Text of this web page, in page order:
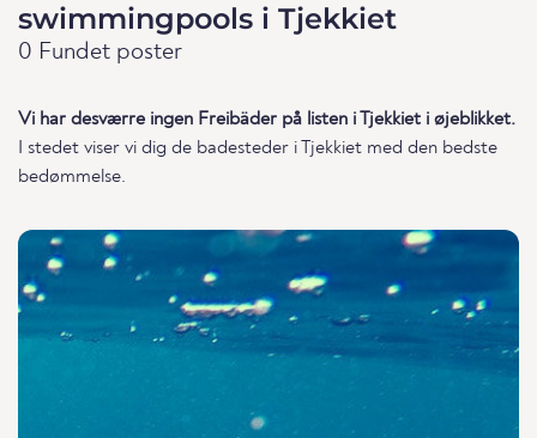
swimmingpools i Tjekkiet
0 Fundet poster
Vi har desværre ingen Freibäder på listen i Tjekkiet i øjeblikket.
I stedet viser vi dig de badesteder i Tjekkiet med den bedste
bedømmelse.